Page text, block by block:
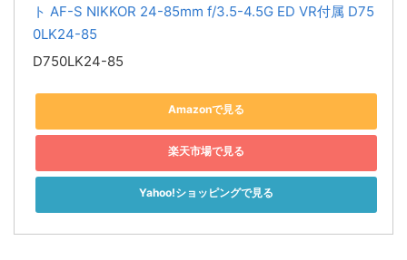
ト AF-S NIKKOR 24-85mm f/3.5-4.5G ED VR付属 D75
0LK24-85
D750LK24-85
Amazonで見る
楽天市場で見る
Yahoo!ショッピングで見る